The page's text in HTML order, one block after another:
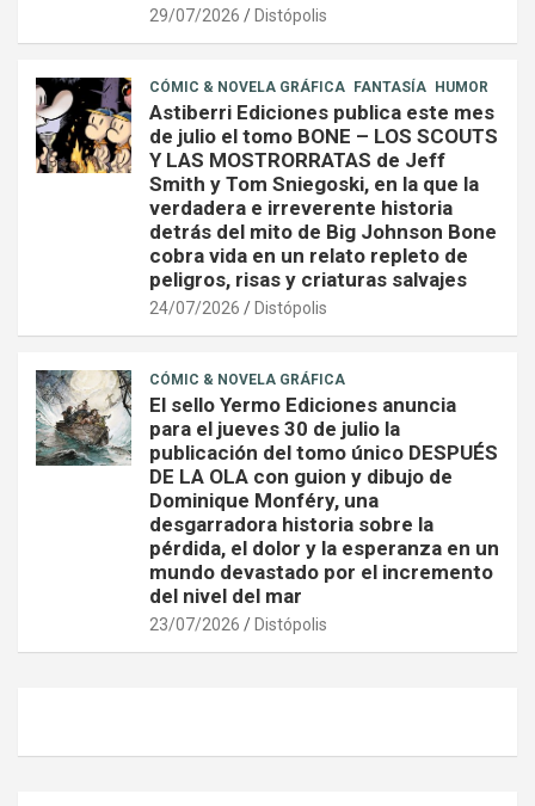
29/07/2026 Distópolis
CÓMIC & NOVELA GRÁFICA FANTASÍA HUMOR
Astiberri Ediciones publica este mes
de julio el tomo BONE – LOS SCOUTS
Y LAS MOSTRORRATAS de Jeff
Smith y Tom Sniegoski, en la que la
verdadera e irreverente historia
detrás del mito de Big Johnson Bone
cobra vida en un relato repleto de
peligros, risas y criaturas salvajes
24/07/2026 Distópolis
CÓMIC & NOVELA GRÁFICA
El sello Yermo Ediciones anuncia
para el jueves 30 de julio la
publicación del tomo único DESPUÉS
DE LA OLA con guion y dibujo de
Dominique Monféry, una
desgarradora historia sobre la
pérdida, el dolor y la esperanza en un
mundo devastado por el incremento
del nivel del mar
23/07/2026 Distópolis